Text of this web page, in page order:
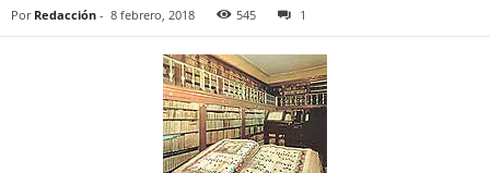
Por Redacción - 8 febrero, 2018 545 1